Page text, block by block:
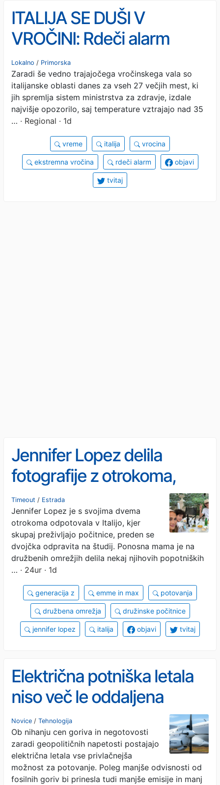
ITALIJA SE DUŠI V
VROČINI: Rdeči alarm
razglašen v vseh večjih
mestih, tudi Trstu
Lokalno / Primorska
Zaradi še vedno trajajočega vročinskega vala so
italijanske oblasti danes za vseh 27 večjih mest, ki
jih spremlja sistem ministrstva za zdravje, izdale
najvišje opozorilo, saj temperature vztrajajo nad 35
… · Regional · 1d
vreme italija vrocina
ekstremna vročina rdeči alarm objavi
tvitaj
Jennifer Lopez delila
fotografije z otrokoma,
oboževalci niso navdušeni
Timeout / Estrada
Jennifer Lopez je s svojima dvema
otrokoma odpotovala v Italijo, kjer
skupaj preživljajo počitnice, preden se
dvojčka odpravita na študij. Ponosna mama je na
družbenih omrežjih delila nekaj njihovih popotniških
… · 24ur · 1d
generacija z emme in max potovanja
družbena omrežja družinske počitnice
jennifer lopez italija objavi tvitaj
Električna potniška letala
niso več le oddaljena
prihodnost: po Evropi bi
lahko z njimi leteli že v
nekaj letih
Novice / Tehnologija
Ob nihanju cen goriva in negotovosti
zaradi geopolitičnih napetosti postajajo
električna letala vse privlačnejša
možnost za potovanje. Poleg manjše odvisnosti od
fosilnih goriv bi prinesla tudi manjše emisije in manj